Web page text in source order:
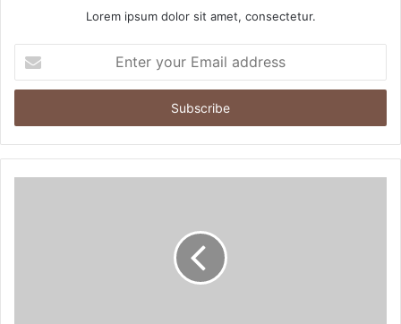
Lorem ipsum dolor sit amet, consectetur.
your
Email